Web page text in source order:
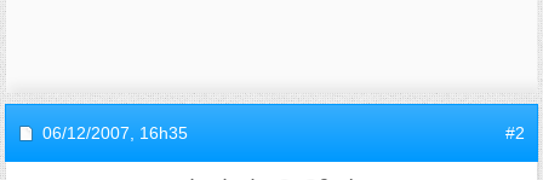
06/12/2007, 16h35 #2